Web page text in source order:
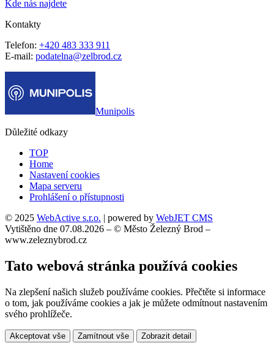
Kde nás najdete
Kontakty
Telefon: +420 483 333 911
E-mail: podatelna@zelbrod.cz
Munipolis
Důležité odkazy
TOP
Home
Nastavení cookies
Mapa serveru
Prohlášení o přístupnosti
© 2025 WebActive s.r.o. | powered by WebJET CMS
Vytištěno dne 07.08.2026 – © Město Železný Brod –
www.zeleznybrod.cz
Tato webová stránka používá cookies
Na zlepšení našich služeb používáme cookies. Přečtěte si informace
o tom, jak používáme cookies a jak je můžete odmítnout nastavením
svého prohlížeče.
Akceptovat vše Zamítnout vše Zobrazit detail